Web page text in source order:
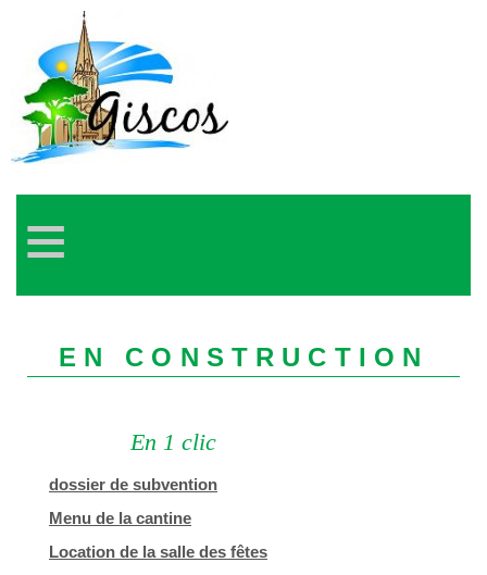
≡
EN CONSTRUCTION
En 1 clic
dossier de subvention
Menu de la cantine
Location de la salle des fêtes